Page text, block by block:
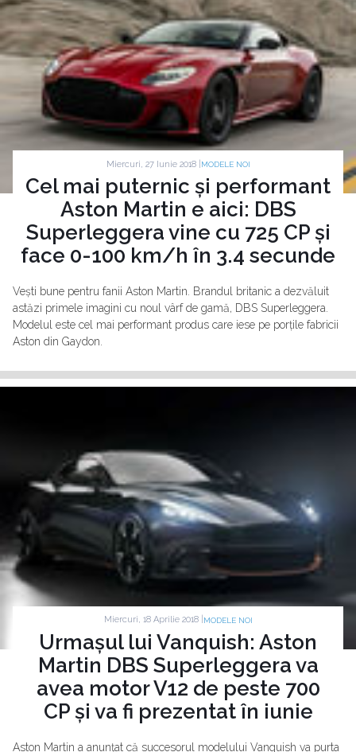
Miercuri, 27 Iunie 2018 | MODELE NOI
Cel mai puternic și performant
Aston Martin e aici: DBS
Superleggera vine cu 725 CP și
face 0-100 km/h în 3.4 secunde
Vești bune pentru fanii Aston Martin. Brandul britanic a dezvăluit
astăzi primele imagini cu noul vârf de gamă, DBS Superleggera.
Modelul este cel mai performant produs care iese pe porțile fabricii
Aston din Gaydon.
Miercuri, 18 Aprilie 2018 | MODELE NOI
Urmașul lui Vanquish: Aston
Martin DBS Superleggera va
avea motor V12 de peste 700
CP și va fi prezentat în iunie
Aston Martin a anunțat că succesorul modelului Vanquish va purta